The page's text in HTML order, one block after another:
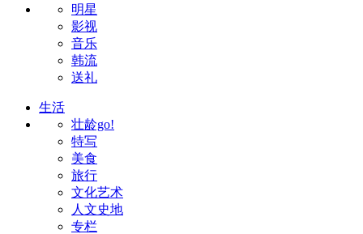
明星
影视
音乐
韩流
送礼
生活
壮龄go!
特写
美食
旅行
文化艺术
人文史地
专栏